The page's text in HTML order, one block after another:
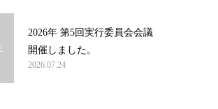
2026年 第5回実行委員会会議
開催しました。
2026.07.24